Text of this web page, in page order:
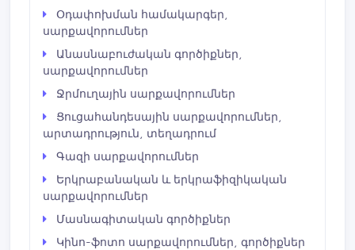
Օդափոխման համակարգեր,
սարքավորումներ
Անասնաբուժական գործիքներ,
սարքավորումներ
Ջրմուղային սարքավորումներ
Ցուցահանդեսային սարքավորումներ,
արտադրություն, տեղադրում
Գազի սարքավորումներ
Երկրաբանական և երկրաֆիզիկական
սարքավորումներ
Մասնագիտական գործիքներ
Կինո-ֆոտո սարքավորումներ, գործիքներ